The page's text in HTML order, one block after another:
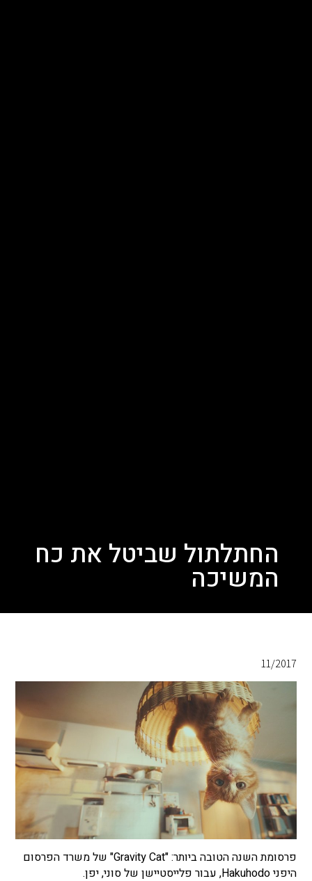
החתלתול שביטל את כח
המשיכה
11/2017
פרסומת השנה הטובה ביותר: "Gravity Cat" של משרד הפרסום
היפני Hakuhodo, עבור פלייסטיישן של סוני, יפן.